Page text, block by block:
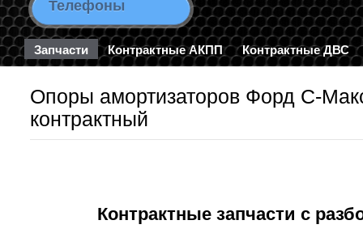
Телефоны 8-963-663-46-43 / 8-495-782-
Запчасти Контрактные АКПП Контрактные ДВС
Опоры амортизаторов Форд С-
контрактный
Контрактные запчасти с